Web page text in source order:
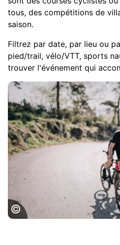
tous, des compétitions de
saison.
Filtrez par date, par lieu ou
pied/trail, vélo/VTT, sports
trouver l'événement qui